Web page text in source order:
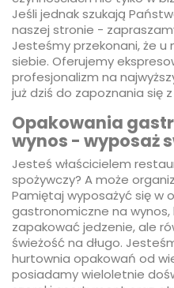
Jeśli jednak szukają
naszej stronie -
Jesteśmy przekonani, że u
siebie. Oferujemy
profesjonalizm na
już dziś do zapoznania się
Opakowania
wynos - wyposaż
Jesteś właścicielem
spożywczy? A może
Pamiętaj wyposażyć się w
gastronomiczne na
zapakować jedzenie, ale
świeżość na długo.
hurtownia opakowań od
posiadamy wieloletnie